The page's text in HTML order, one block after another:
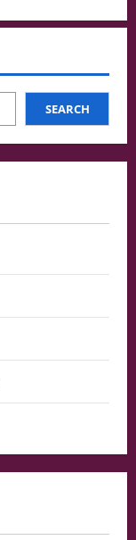
SEARCH